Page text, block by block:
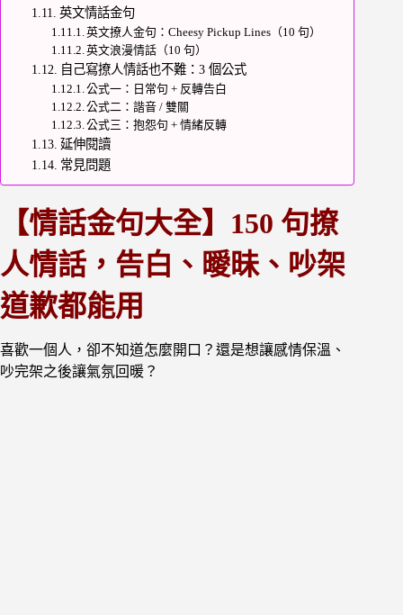
英文情話金句
英文撩人金句：Cheesy Pickup Lines（10 句）
英文浪漫情話（10 句）
自己寫撩人情話也不難：3 個公式
公式一：日常句 + 反轉告白
公式二：諧音 / 雙關
公式三：抱怨句 + 情緒反轉
延伸閱讀
常見問題
【情話金句大全】150 句撩
人情話，告白、曖昧、吵架
道歉都能用
喜歡一個人，卻不知道怎麼開口？還是想讓感情保溫、
吵完架之後讓氣氛回暖？